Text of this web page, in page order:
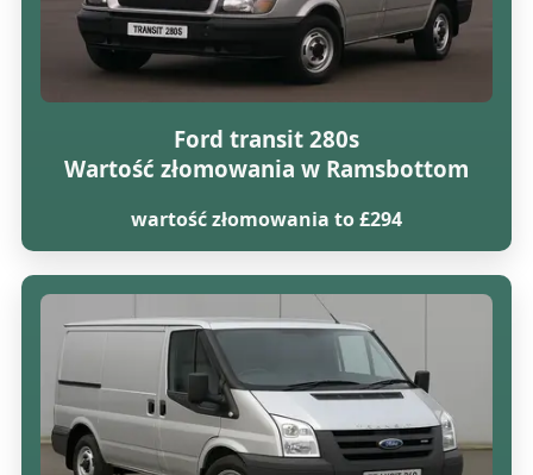
Ford transit 280s
Wartość złomowania w Ramsbottom
wartość złomowania to £294